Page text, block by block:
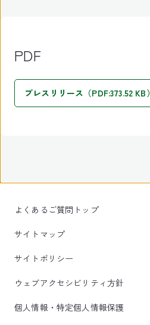
PDF
プレスリリース（PDF:373.52 KB）
よくあるご質問トップ
サイトマップ
サイトポリシー
ウェブアクセシビリティ方針
個人情報・特定個人情報保護